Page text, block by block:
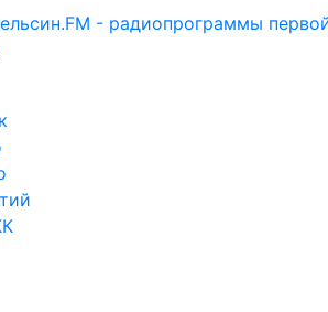
- радиопрограммы